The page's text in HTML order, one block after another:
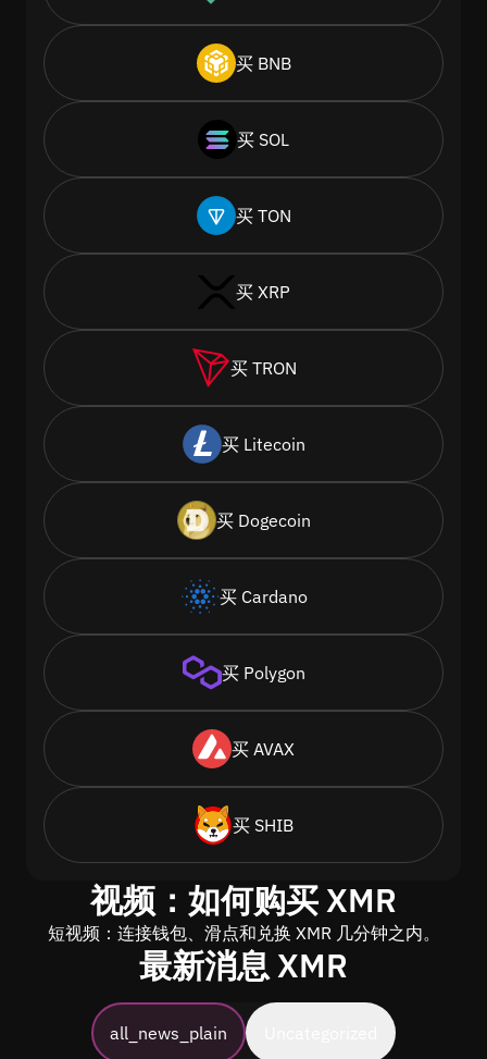
买 BNB
买 SOL
买 TON
买 XRP
买 TRON
买 Litecoin
买 Dogecoin
买 Cardano
买 Polygon
买 AVAX
买 SHIB
视频：如何购买 XMR
短视频：连接钱包、滑点和兑换 XMR 几分钟之内。
最新消息 XMR
all_news_plain